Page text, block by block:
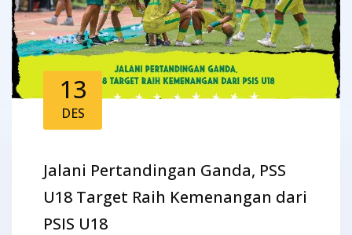
13
DES
Jalani Pertandingan Ganda, PSS
U18 Target Raih Kemenangan dari
PSIS U18